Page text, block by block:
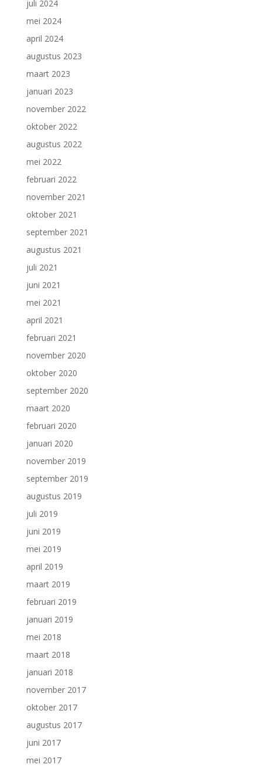
juli 2024
mei 2024
april 2024
augustus 2023
maart 2023
januari 2023
november 2022
oktober 2022
augustus 2022
mei 2022
februari 2022
november 2021
oktober 2021
september 2021
augustus 2021
juli 2021
juni 2021
mei 2021
april 2021
februari 2021
november 2020
oktober 2020
september 2020
maart 2020
februari 2020
januari 2020
november 2019
september 2019
augustus 2019
juli 2019
juni 2019
mei 2019
april 2019
maart 2019
februari 2019
januari 2019
mei 2018
maart 2018
januari 2018
november 2017
oktober 2017
augustus 2017
juni 2017
mei 2017